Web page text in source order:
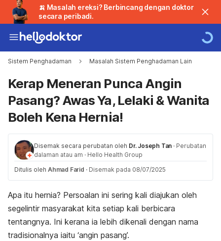
🍌 Masalah ereksi? Berbincang dengan doktor
secara peribadi.
Sistem Penghadaman Masalah Sistem Penghadaman Lain
Kerap Meneran Punca Angin
Pasang? Awas Ya, Lelaki & Wanita
Boleh Kena Hernia!
Disemak secara perubatan oleh Dr. Joseph Tan · Perubatan
dalaman atau am · Hello Health Group
Ditulis oleh Ahmad Farid · Disemak pada 08/07/2025
Apa itu hernia? Persoalan ini sering kali diajukan oleh
segelintir masyarakat kita setiap kali berbicara
tentangnya. Ini kerana ia lebih dikenali dengan nama
tradisionalnya iaitu ‘angin pasang’.